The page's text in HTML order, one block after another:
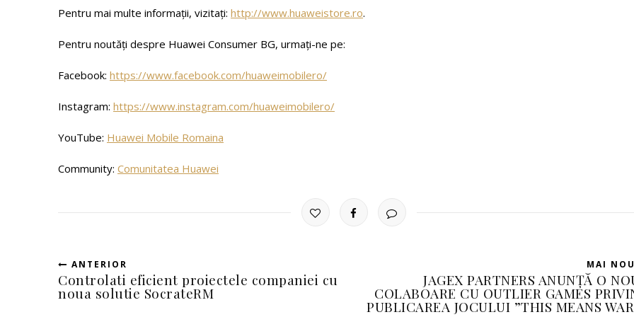
Pentru mai multe informații, vizitați: http://www.huaweistore.ro.
Pentru noutăți despre Huawei Consumer BG, urmați-ne pe:
Facebook: https://www.facebook.com/huaweimobilero/
Instagram: https://www.instagram.com/huaweimobilero/
YouTube: Huawei Mobile Romaina
Community: Comunitatea Huawei
ANTERIOR
Controlati eficient proiectele companiei cu
noua solutie SocrateRM
MAI NOU
JAGEX PARTNERS ANUNȚĂ O
COLABOARE CU OUTLIER GAMES
PUBLICAREA JOCULUI ”THIS MEANS